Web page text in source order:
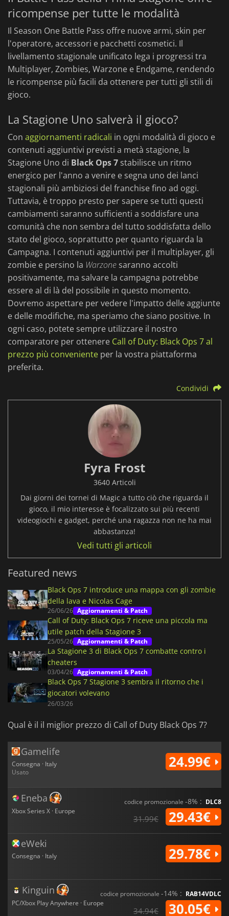
ricompense per tutte le modalità
Il Season One Battle Pass offre nuove armi, skin per
l'operatore, accessori e pacchetti cosmetici. Il
livellamento stagionale unificato lega i progressi tra
Multiplayer, Zombies, Warzone e Endgame, rendendo
le ricompense più facili da ottenere per tutti gli stili di
gioco.
La Stagione Uno salverà il gioco?
Con aggiornamenti radicali in ogni modalità di gioco e
contenuti aggiuntivi previsti a metà stagione, la
Stagione Uno di Black Ops 7 stabilisce un ritmo
energico per l'anno a venire e segna uno dei lanci
stagionali più ambiziosi del franchise fino ad oggi.
Tuttavia, è troppo presto per sapere se tutti questi
cambiamenti saranno sufficienti a soddisfare una
comunità che non sembra del tutto soddisfatta dello
stato del gioco, soprattutto per quanto riguarda la
Campagna. I contenuti aggiuntivi per il multiplayer, gli
zombie e persino la Warzone saranno accolti
positivamente, ma salvare la campagna potrebbe
essere al di là del possibile in questo momento.
Dovremo aspettare per vedere l'impatto delle aggiunte
e delle modifiche, ma speriamo che siano positive. In
ogni caso, potete sempre utilizzare il nostro
comparatore per ottenere Call of Duty: Black Ops 7 al
prezzo più conveniente per la vostra piattaforma
preferita.
Condividi
Fyra Frost
3640 Articoli
Dai giorni dei tornei di Magic a tutto ciò che riguarda il
gioco, il mio interesse è focalizzato sui più recenti
videogiochi e gadget, perché una ragazza non ne ha mai
abbastanza!
Vedi tutti gli articoli
Featured news
Black Ops 7 introduce una mappa con gli zombie
della lava e Nicolas Cage
26/06/26 Aggiornamenti & Patch
Call of Duty: Black Ops 7 riceve una piccola ma
utile patch della Stagione 3
25/05/26 Aggiornamenti & Patch
La Stagione 3 di Black Ops 7 combatte contro i
cheaters
03/04/26 Aggiornamenti & Patch
Black Ops 7 Stagione 3 sembra il ritorno che i
giocatori volevano
26/03/26
Qual è il il miglior prezzo di Call of Duty Black Ops 7?
Gamelife
Consegna · Italy
Usato
24.99€
Eneba
Xbox Series X · Europe
codice promozionale -8% : DLC8
31.99€ 29.43€
eWeki
Consegna · Italy 29.78€
Kinguin
PC/Xbox Play Anywhere · Europe
codice promozionale -14% : RAB14VDLC
34.94€ 30.05€